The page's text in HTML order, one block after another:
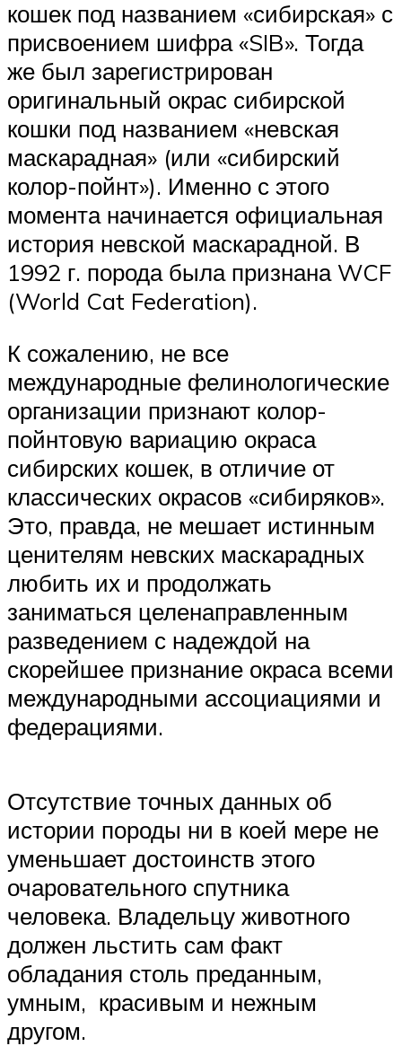
кошек под названием «сибирская» с
присвоением шифра «SIB». Тогда
же был зарегистрирован
оригинальный окрас сибирской
кошки под названием «невская
маскарадная» (или «сибирский
колор-пойнт»). Именно с этого
момента начинается официальная
история невской маскарадной. В
1992 г. порода была признана WCF
(World Cat Federation).
К сожалению, не все
международные фелинологические
организации признают колор-
пойнтовую вариацию окраса
сибирских кошек, в отличие от
классических окрасов «сибиряков».
Это, правда, не мешает истинным
ценителям невских маскарадных
любить их и продолжать
заниматься целенаправленным
разведением с надеждой на
скорейшее признание окраса всеми
международными ассоциациями и
федерациями.
Отсутствие точных данных об
истории породы ни в коей мере не
уменьшает достоинств этого
очаровательного спутника
человека. Владельцу животного
должен льстить сам факт
обладания столь преданным,
умным, красивым и нежным
другом.